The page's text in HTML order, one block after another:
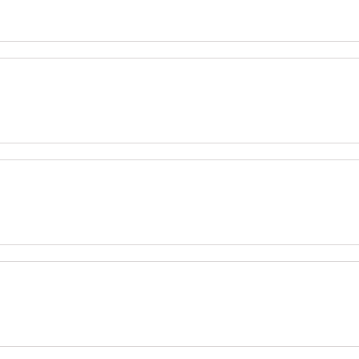
skla, která je společná jak pro naši republiku, tak pro
šlechtický rod Collaltů. Na výstavě budou představeny
pracoviště Národního památkového ústavu v Telči
Koná ve středu 26. února 2025 v 17:17 hodin v
skla, která je společná jak pro naši republiku, tak pro
šlechtický rod Collaltů. Na výstavě budou představeny